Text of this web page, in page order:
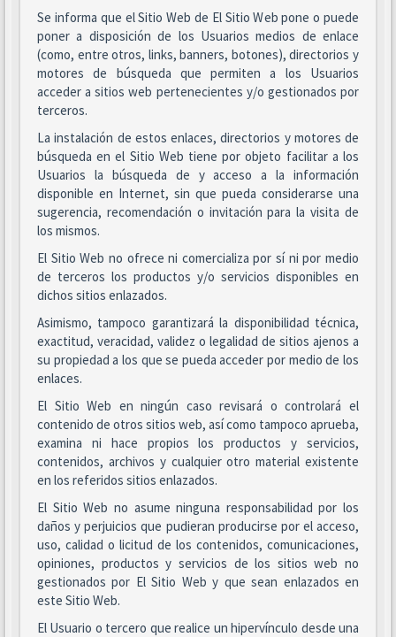
Se informa que el Sitio Web de El Sitio Web pone o puede
poner a disposición de los Usuarios medios de enlace
(como, entre otros, links, banners, botones), directorios y
motores de búsqueda que permiten a los Usuarios
acceder a sitios web pertenecientes y/o gestionados por
terceros.
La instalación de estos enlaces, directorios y motores de
búsqueda en el Sitio Web tiene por objeto facilitar a los
Usuarios la búsqueda de y acceso a la información
disponible en Internet, sin que pueda considerarse una
sugerencia, recomendación o invitación para la visita de
los mismos.
El Sitio Web no ofrece ni comercializa por sí ni por medio
de terceros los productos y/o servicios disponibles en
dichos sitios enlazados.
Asimismo, tampoco garantizará la disponibilidad técnica,
exactitud, veracidad, validez o legalidad de sitios ajenos a
su propiedad a los que se pueda acceder por medio de los
enlaces.
El Sitio Web en ningún caso revisará o controlará el
contenido de otros sitios web, así como tampoco aprueba,
examina ni hace propios los productos y servicios,
contenidos, archivos y cualquier otro material existente
en los referidos sitios enlazados.
El Sitio Web no asume ninguna responsabilidad por los
daños y perjuicios que pudieran producirse por el acceso,
uso, calidad o licitud de los contenidos, comunicaciones,
opiniones, productos y servicios de los sitios web no
gestionados por El Sitio Web y que sean enlazados en
este Sitio Web.
El Usuario o tercero que realice un hipervínculo desde una